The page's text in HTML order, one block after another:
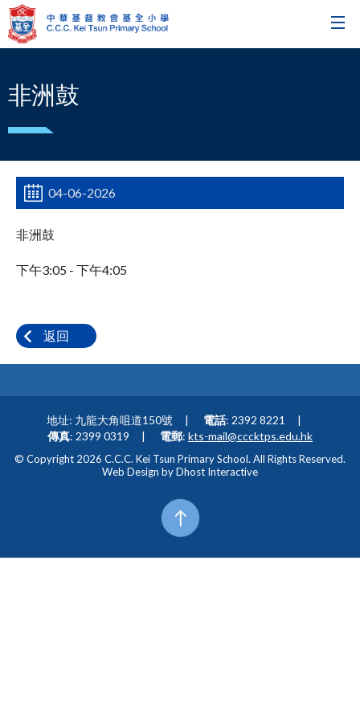
非洲鼓
04-06-2026
非洲鼓
下午3:05 - 下午4:05
返回
地址: 九龍大角咀道150號 電話: 2392 8221
傳真: 2399 0319 電郵: kts-mail@cccktps.edu.hk
© Copyright 2026 C.C.C. Kei Tsun Primary School. All Rights Reserved.
Web Design byDhost Interactive